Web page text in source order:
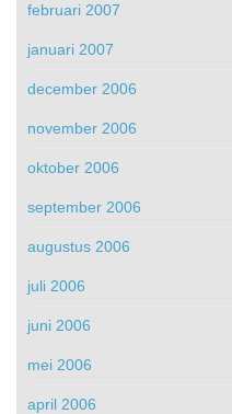
februari 2007
januari 2007
december 2006
november 2006
oktober 2006
september 2006
augustus 2006
juli 2006
juni 2006
mei 2006
april 2006